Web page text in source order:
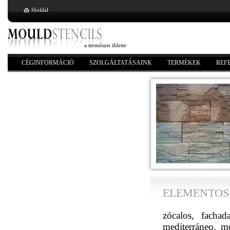
főoldal
a természet ihlette
CÉGINFORMÁCIÓ SZOLGÁLTATÁSAINK TERMÉKEK
zócalos,
mediterráneo,